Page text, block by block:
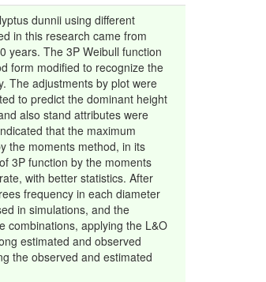
dunnii using different
in this research came from
years. The 3P Weibull function
form modified to recognize the
The adjustments by plot were
to predict the dominant height
also stand attributes were
that the maximum
the moments method, in its
3P function by the moments
with better statistics. After
frequency in each diameter
in simulations, and the
combinations, applying the L&O
estimated and observed
the observed and estimated